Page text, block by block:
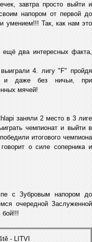
завтра просто выйти и
напором от первой до
умением!!! Так, как нам это
два интересных факта,
4. лигу "F" пройдя
и даже без ничьи, при
мячей!
заняли 2 место в 3 лиге
чемпионат и выйти в
итогового чемпиона
о силе соперника и
с Зубровым напором до
очередной Заслуженной
бой!!!
- LITVI